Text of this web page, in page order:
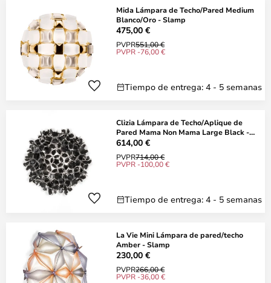
Mida Lámpara de Techo/Pared Medium
Blanco/Oro - Slamp
475,00 €
PVPR551,00 €
PVPR -76,00 €
Tiempo de entrega: 4 - 5 semanas
Clizia Lámpara de Techo/Aplique de
Pared Mama Non Mama Large Black -
Slamp
614,00 €
PVPR714,00 €
PVPR -100,00 €
Tiempo de entrega: 4 - 5 semanas
La Vie Mini Lámpara de pared/techo
Amber - Slamp
230,00 €
PVPR266,00 €
PVPR -36,00 €